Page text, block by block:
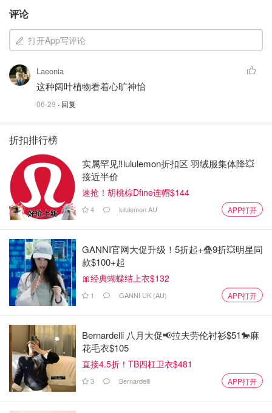
评论
打开App写评论
Laeonia
这种阔叶植物看着心旷神怡
06-29 · 回复
折扣排行榜
实属罕见‼️lululemon折扣区 羽绒服集体降💥
接近半价
速抢！胡桃棕Dfine连帽$144
4 lululemon AU APP打开
GANNI官网大促升级！5折起+叠9折💥明星同
款$100+起
🎀经典蝴蝶结上衣$132
1 GANNI UK (AU) APP打开
Bernardelli 八月大促📢拉夫劳伦衬衫$51🐎麻
花毛衣$105
直接4.5折！TB四杠卫衣$481
3 Bernardelli APP打开